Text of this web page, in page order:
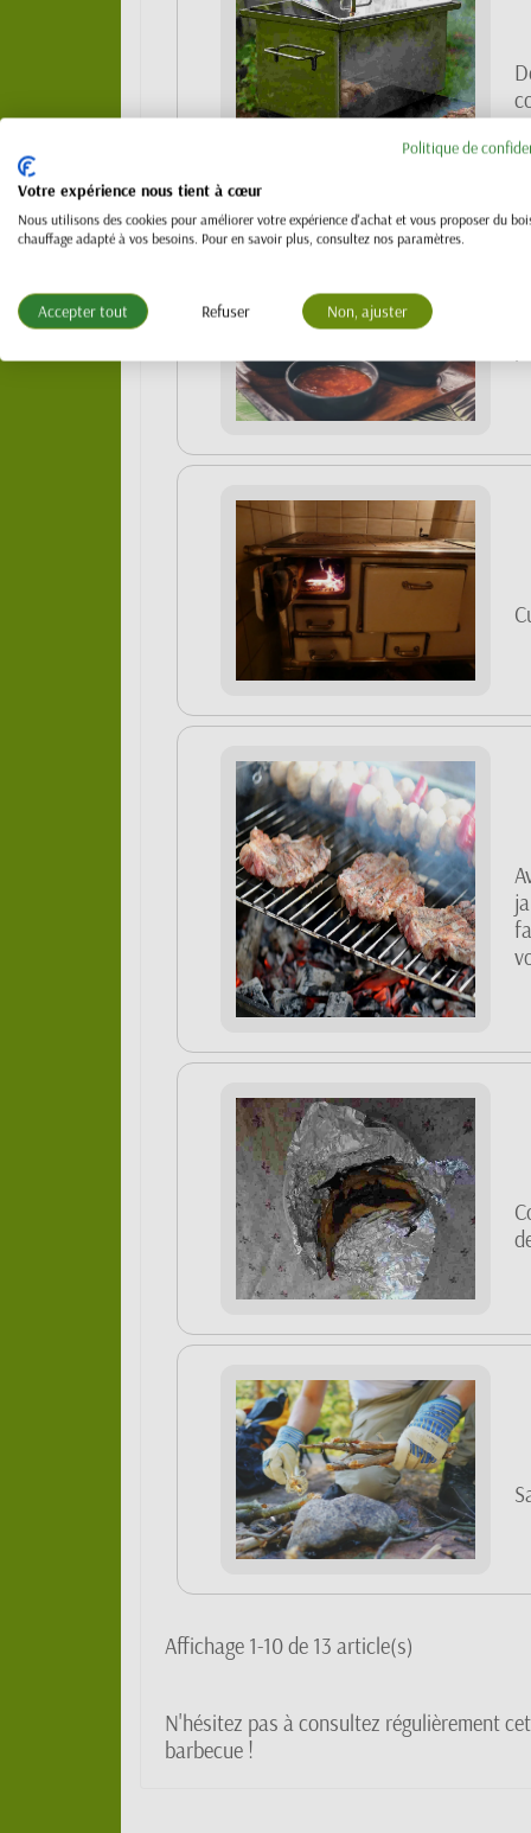
Affichage 1-10 de 13 article(s)
N'hésitez pas à consultez régulièrement
barbecue !
Politique de
Votre expérience nous tient à cœur
Nous utilisons des cookies pour améliorer votre expérience d'achat et vous proposer du
chauffage adapté à vos besoins. Pour en savoir plus, consultez nos paramètres.
Accepter tout Refuser Non, ajuster